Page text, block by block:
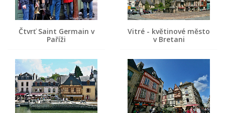
Čtvrť Saint Germain v
Paříži
Vitré - květinové město
v Bretani